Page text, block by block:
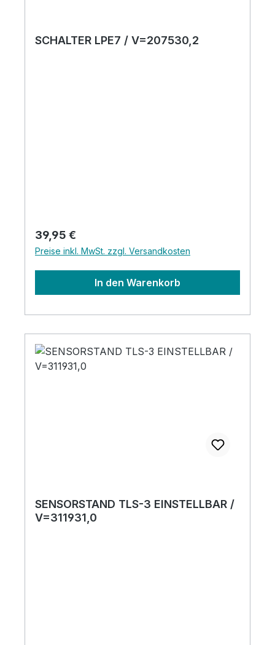
SCHALTER LPE7 / V=207530,2
Regulärer Preis:
39,95 €
Preise inkl. MwSt. zzgl. Versandkosten
In den Warenkorb
SENSORSTAND TLS-3 EINSTELLBAR /
V=311931,0